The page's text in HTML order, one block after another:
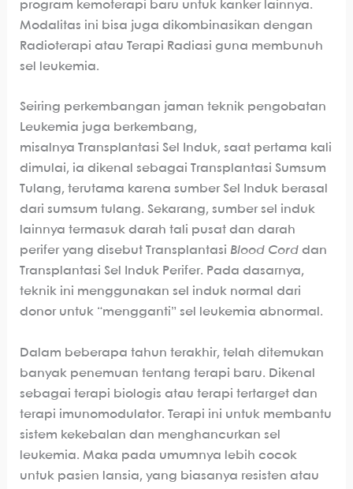
program kemoterapi baru untuk kanker lainnya.
Modalitas ini bisa juga dikombinasikan dengan
Radioterapi atau Terapi Radiasi guna membunuh
sel leukemia.
Seiring perkembangan jaman teknik pengobatan
Leukemia juga berkembang,
misalnya Transplantasi Sel Induk, saat pertama kali
dimulai, ia dikenal sebagai Transplantasi Sumsum
Tulang, terutama karena sumber Sel Induk berasal
dari sumsum tulang. Sekarang, sumber sel induk
lainnya termasuk darah tali pusat dan darah
perifer yang disebut Transplantasi Blood Corddan
Transplantasi Sel Induk Perifer. Pada dasarnya,
teknik ini menggunakan sel induk normal dari
donor untuk “mengganti” sel leukemia abnormal.
Dalam beberapa tahun terakhir, telah ditemukan
banyak penemuan tentang terapi baru. Dikenal
sebagai terapi biologis atau terapi tertarget dan
terapi imunomodulator. Terapi ini untuk membantu
sistem kekebalan dan menghancurkan sel
leukemia. Maka pada umumnya lebih cocok
untuk pasien lansia, yang biasanya resisten atau